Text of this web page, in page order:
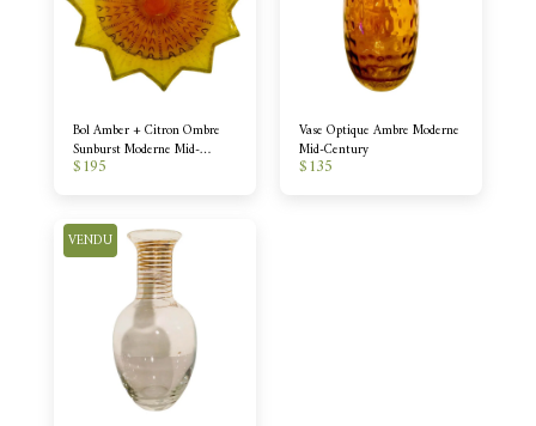
Bol Amber + Citron Ombre
Sunburst Moderne Mid-
Century
$195
Vase Optique Ambre Moderne
Mid-Century
$135
VENDU